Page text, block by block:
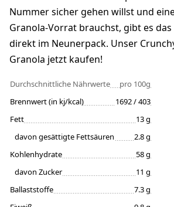
Nummer sicher gehen willst und
Granola-Vorrat brauchst, gibt es
direkt im Neunerpack. Unser
Granola jetzt kaufen!
Durchschnittliche Nährwerte
pro 100g
Brennwert (in kj/kcal)
1692 / 403
Fett
13 g
davon gesättigte Fettsäuren
2.8 g
Kohlenhydrate
58 g
davon Zucker
11 g
Ballaststoffe
7.3 g